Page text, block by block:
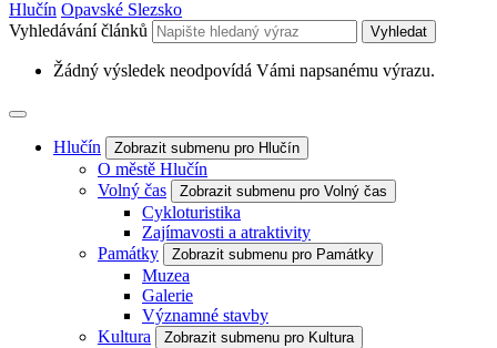
Hlučín Opavské Slezsko
Vyhledávání článků
Vyhledat
Žádný výsledek neodpovídá Vámi napsanému výrazu.
Hlučín Zobrazit submenu pro Hlučín
O městě Hlučín
Volný čas
Zobrazit submenu pro Volný čas
Cykloturistika
Zajímavosti a atraktivity
Památky
Zobrazit submenu pro Památky
Muzea
Galerie
Významné stavby
Kultura
Zobrazit submenu pro Kultura